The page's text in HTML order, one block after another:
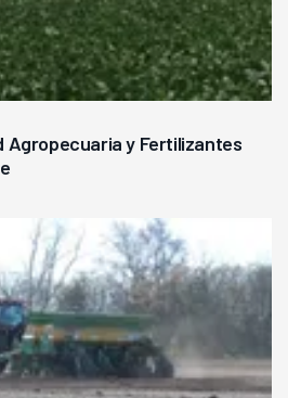
Agropecuaria y Fertilizantes